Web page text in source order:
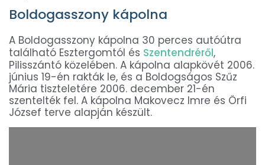
Boldogasszony kápolna
A Boldogasszony kápolna 30 perces autóútra
található Esztergomtól és Szentendréről,
Pilisszántó közelében. A kápolna alapkövét 2006.
június 19-én rakták le, és a Boldogságos Szűz
Mária tiszteletére 2006. december 21-én
szentelték fel. A kápolna Makovecz Imre és Örfi
József terve alapján készült.